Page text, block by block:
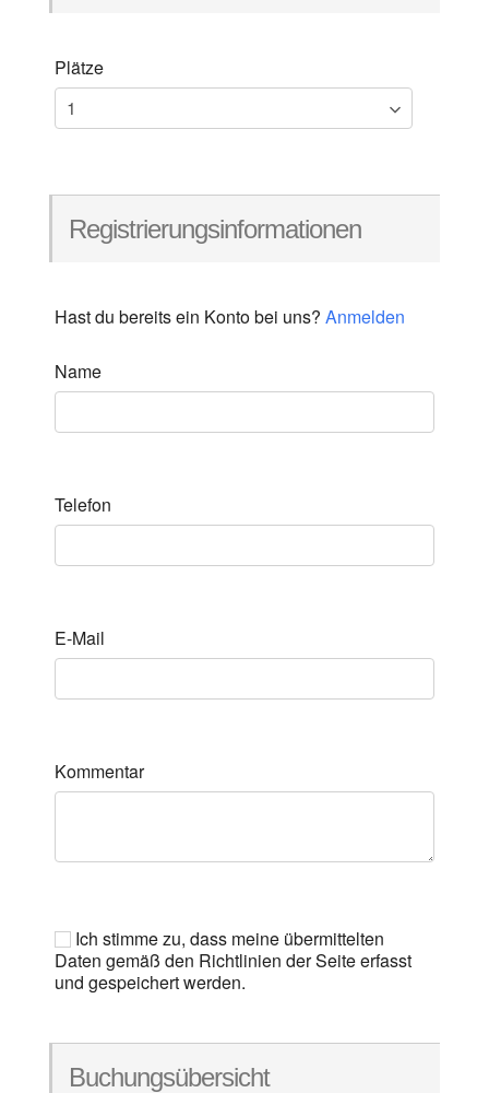
Plätze
Registrierungsinformationen
Hast du bereits ein Konto bei uns? Anmelden
Name
Telefon
E-Mail
Kommentar
Ich stimme zu, dass meine übermittelten
Daten gemäß den Richtlinien der Seite erfasst
und gespeichert werden.
Buchungsübersicht